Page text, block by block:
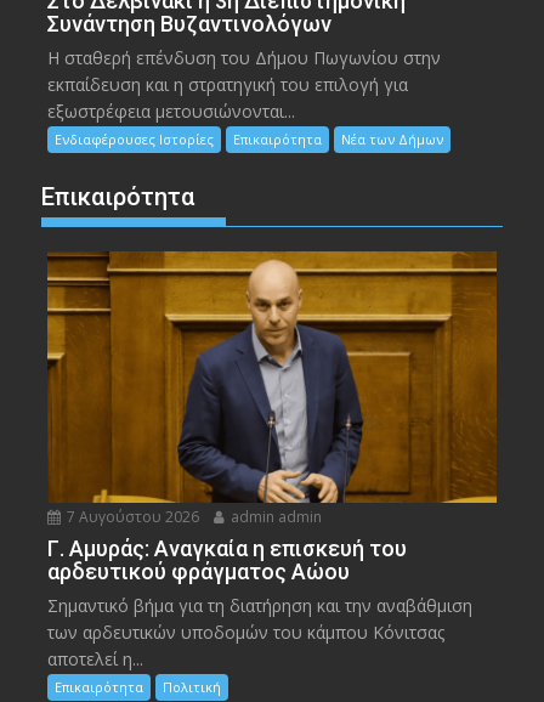
Συνάντηση Βυζαντινολόγων
Η σταθερή επένδυση του Δήμου Πωγωνίου στην
εκπαίδευση και η στρατηγική του επιλογή για
εξωστρέφεια μετουσιώνονται...
Ενδιαφέρουσες Ιστορίες Επικαιρότητα Νέα των Δήμων
Επικαιρότητα
7 Αυγούστου 2026 admin admin
Γ. Αμυράς: Αναγκαία η επισκευή του
αρδευτικού φράγματος Αώου
Σημαντικό βήμα για τη διατήρηση και την αναβάθμιση
των αρδευτικών υποδομών του κάμπου Κόνιτσας
αποτελεί η...
Επικαιρότητα Πολιτική